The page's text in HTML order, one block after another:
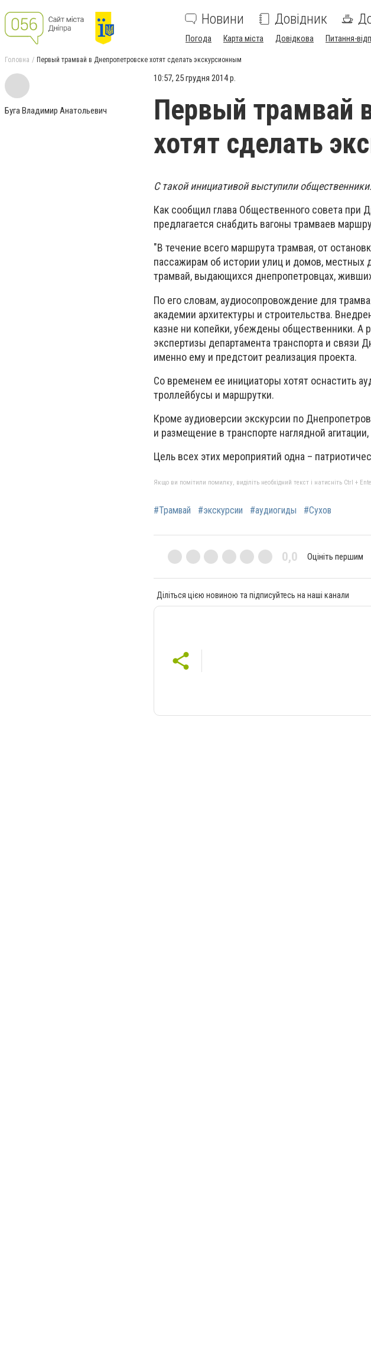
Новини Довідник
Погода Карта міста Довідкова Питання-
Головна Первый трамвай в Днепропетровске хотят сделать экскурсионным
Буга Владимир Анатольевич
10:57, 25 грудня 2014 р.
Первый трамвай
хотят сделать
С такой инициативой выступили общественники.
Как сообщил глава Общественного совета при
предлагается снабдить вагоны трамваев
"В течение всего маршрута трамвая, от
пассажирам об истории улиц и домов, местных
трамвай, выдающихся днепропетровцах,
По его словам, аудиосопровождение для
академии архитектуры и строительства.
казне ни копейки, убеждены общественники. А
экспертизы департамента транспорта и связи
именно ему и предстоит реализация проекта.
Со временем ее инициаторы хотят оснастить
троллейбусы и маршрутки.
Кроме аудиоверсии экскурсии по
и размещение в транспорте наглядной
Цель всех этих мероприятий одна –
Якщо ви помітили помилку, виділіть необхідний текст і натисніть Ctrl +
#Трамвай #экскурсии #аудиогиды #Сухов
0,0 Оцініть першим
Діліться цією новиною та підписуйтесь на наші канали